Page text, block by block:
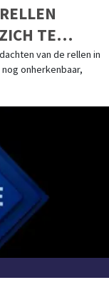
TE
van de rellen in
onherkenbaar,